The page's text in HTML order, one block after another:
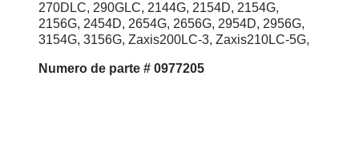
270DLC, 290GLC, 2144G, 2154D, 2154G,
2156G, 2454D, 2654G, 2656G, 2954D, 2956G,
3154G, 3156G, Zaxis200LC-3, Zaxis210LC-5G,
Numero de parte # 0977205